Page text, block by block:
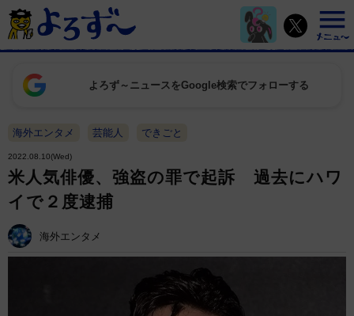
よろず～ニュースをGoogle検索でフォローする
海外エンタメ 芸能人 できごと
2022.08.10(Wed)
米人気俳優、強盗の罪で起訴 過去にハワ
イで２度逮捕
海外エンタメ